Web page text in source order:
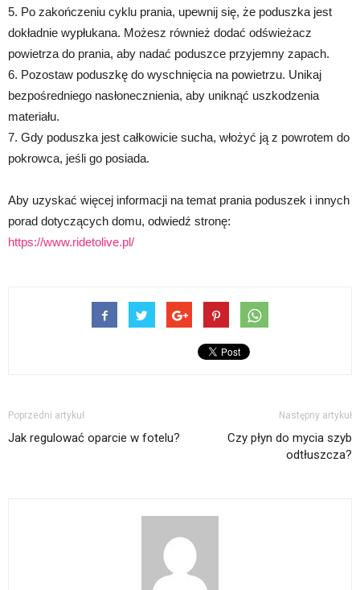
5. Po zakończeniu cyklu prania, upewnij się, że poduszka jest
dokładnie wypłukana. Możesz również dodać odświeżacz
powietrza do prania, aby nadać poduszce przyjemny zapach.
6. Pozostaw poduszkę do wyschnięcia na powietrzu. Unikaj
bezpośredniego nasłonecznienia, aby uniknąć uszkodzenia
materiału.
7. Gdy poduszka jest całkowicie sucha, włożyć ją z powrotem do
pokrowca, jeśli go posiada.
Aby uzyskać więcej informacji na temat prania poduszek i innych
porad dotyczących domu, odwiedź stronę:
https://www.ridetolive.pl/
Poprzedni artykuł
Jak regulować oparcie w fotelu?
Następny artykuł
Czy płyn do mycia szyb
odtłuszcza?